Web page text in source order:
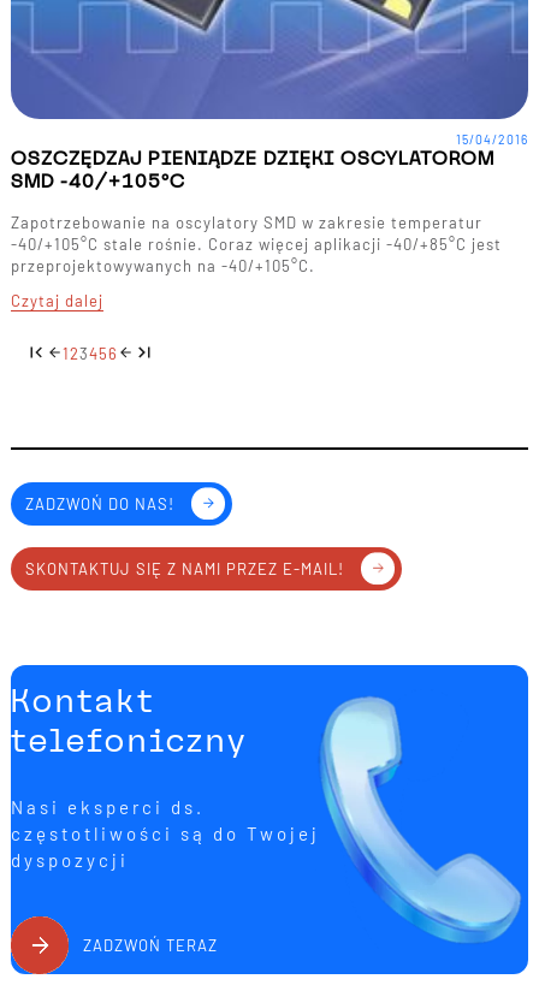
OSZCZĘDZAJ PIENIĄDZE DZIĘKI OSCYLATOROM
SMD -40/+105°C
Zapotrzebowanie na oscylatory SMD w zakresie temperatur
-40/+105°C stale rośnie. Coraz więcej aplikacji -40/+85°C jest
przeprojektowywanych na -40/+105°C.
Czytaj dalej
15/04/2016
123456
ZADZWOŃ DO NAS!
SKONTAKTUJ SIĘ Z NAMI PRZEZ E-MAIL!
Kontakt
telefoniczny
Nasi eksperci ds.
częstotliwości są do Twojej
dyspozycji
ZADZWOŃ TERAZ